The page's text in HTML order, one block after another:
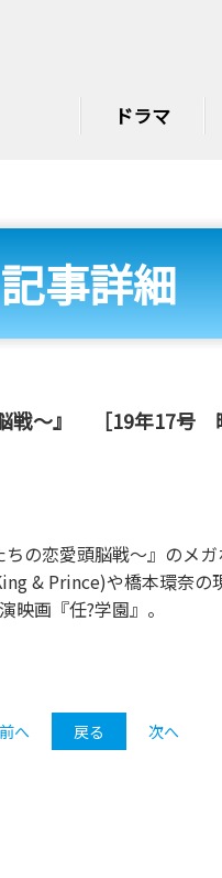
ドラマ
記事詳細
戦～』 ［19年17号
の恋愛頭脳戦～』のメ
& Prince)や橋本環奈
画『任?学園』。
前へ 戻る 次へ